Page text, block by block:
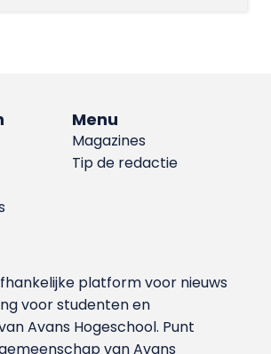
Menu
Magazines
Tip de redactie
platform voor nieuws
voor studenten en
Avans Hoge­school. Punt
van Avans